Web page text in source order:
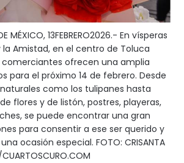
MÉXICO, 13FEBRERO2026.- En vísperas
la Amistad, en el centro de Toluca
ofrecen una amplia
para el próximo 14 de febrero. Desde
como los tulipanes hasta
flores y de listón, postres, playeras,
se puede encontrar una gran
para consentir a ese ser querido y
ocasión especial. FOTO: CRISANTA
CUARTOSCURO.COM